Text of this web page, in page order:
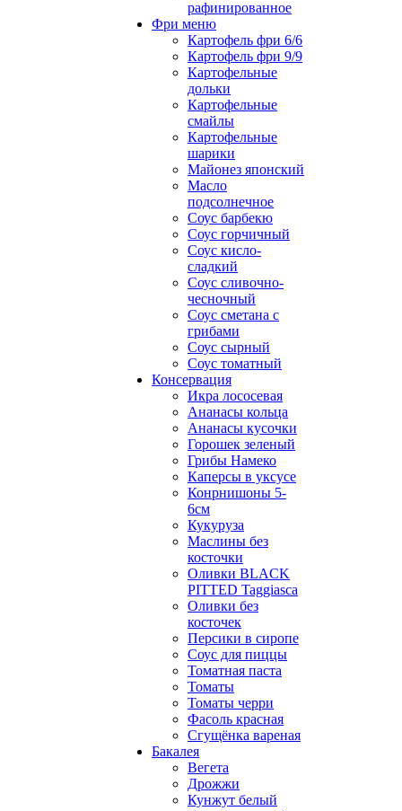
рафинированное
Фри меню
Картофель фри 6/6
Картофель фри 9/9
Картофельные
дольки
Картофельные
смайлы
Картофельные
шарики
Майонез японский
Масло
подсолнечное
Соус барбекю
Соус горчичный
Соус кисло-
сладкий
Соус сливочно-
чесночный
Соус сметана с
грибами
Соус сырный
Соус томатный
Консервация
Икра лососевая
Ананасы кольца
Ананасы кусочки
Горошек зеленый
Грибы Намеко
Каперсы в уксусе
Конрнишоны 5-
6см
Кукуруза
Маслины без
косточки
Оливки BLACK
PITTED Taggiasca
Оливки без
косточек
Персики в сиропе
Соус для пиццы
Томатная паста
Томаты
Томаты черри
Фасоль красная
Сгущёнка вареная
Бакалея
Вегета
Дрожжи
Кунжут белый